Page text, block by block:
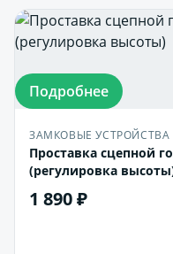
Подробнее
ЗАМКОВЫЕ УСТРОЙСТВА
Проставка сцепной
(регулировка
1 890 ₽